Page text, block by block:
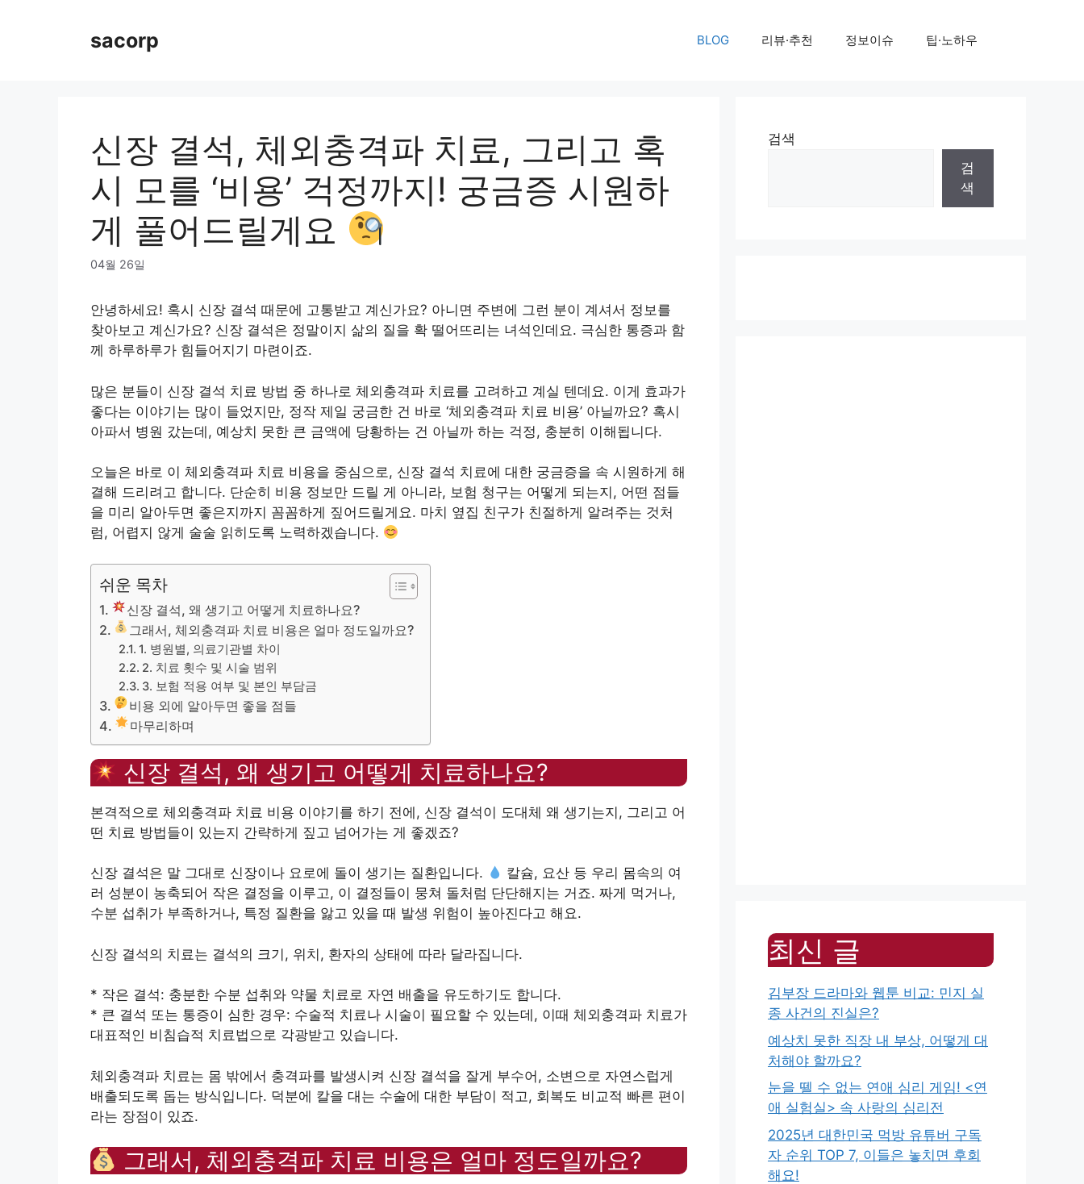
sacorp BLOG 리뷰·추천 정보이슈 팁·노하우
신장 결석, 체외충격파 치료, 그리고 혹
시 모를 ‘비용’ 걱정까지! 궁금증 시원하
게 풀어드릴게요
04월 26일
안녕하세요! 혹시 신장 결석 때문에 고통받고 계신가요? 아니면 주변에 그런 분이 계셔서 정보를
찾아보고 계신가요? 신장 결석은 정말이지 삶의 질을 확 떨어뜨리는 녀석인데요. 극심한 통증과 함
께 하루하루가 힘들어지기 마련이죠.
많은 분들이 신장 결석 치료 방법 중 하나로 체외충격파 치료를 고려하고 계실 텐데요. 이게 효과가
좋다는 이야기는 많이 들었지만, 정작 제일 궁금한 건 바로 ‘체외충격파 치료 비용’ 아닐까요? 혹시
아파서 병원 갔는데, 예상치 못한 큰 금액에 당황하는 건 아닐까 하는 걱정, 충분히 이해됩니다.
오늘은 바로 이 체외충격파 치료 비용을 중심으로, 신장 결석 치료에 대한 궁금증을 속 시원하게 해
결해 드리려고 합니다. 단순히 비용 정보만 드릴 게 아니라, 보험 청구는 어떻게 되는지, 어떤 점들
을 미리 알아두면 좋은지까지 꼼꼼하게 짚어드릴게요. 마치 옆집 친구가 친절하게 알려주는 것처
럼, 어렵지 않게 술술 읽히도록 노력하겠습니다.
쉬운 목차
신장 결석, 왜 생기고 어떻게 치료하나요?
그래서, 체외충격파 치료 비용은 얼마 정도일까요?
1. 병원별, 의료기관별 차이
2. 치료 횟수 및 시술 범위
3. 보험 적용 여부 및 본인 부담금
비용 외에 알아두면 좋을 점들
마무리하며
신장 결석, 왜 생기고 어떻게 치료하나요?
본격적으로 체외충격파 치료 비용 이야기를 하기 전에, 신장 결석이 도대체 왜 생기는지, 그리고 어
떤 치료 방법들이 있는지 간략하게 짚고 넘어가는 게 좋겠죠?
신장 결석은 말 그대로 신장이나 요로에 돌이 생기는 질환입니다.
칼슘, 요산 등 우리 몸속의 여
러 성분이 농축되어 작은 결정을 이루고, 이 결정들이 뭉쳐 돌처럼 단단해지는 거죠. 짜게 먹거나,
수분 섭취가 부족하거나, 특정 질환을 앓고 있을 때 발생 위험이 높아진다고 해요.
신장 결석의 치료는 결석의 크기, 위치, 환자의 상태에 따라 달라집니다.
* 작은 결석: 충분한 수분 섭취와 약물 치료로 자연 배출을 유도하기도 합니다.
* 큰 결석 또는 통증이 심한 경우: 수술적 치료나 시술이 필요할 수 있는데, 이때 체외충격파 치료가
대표적인 비침습적 치료법으로 각광받고 있습니다.
체외충격파 치료는 몸 밖에서 충격파를 발생시켜 신장 결석을 잘게 부수어, 소변으로 자연스럽게
배출되도록 돕는 방식입니다. 덕분에 칼을 대는 수술에 대한 부담이 적고, 회복도 비교적 빠른 편이
라는 장점이 있죠.
그래서, 체외충격파 치료 비용은 얼마 정도일까요?
검색
검
색
최신 글
김부장 드라마와 웹툰 비교: 민지 실
종 사건의 진실은?
예상치 못한 직장 내 부상, 어떻게 대
처해야 할까요?
눈을 뗄 수 없는 연애 심리 게임! <연
애 실험실> 속 사랑의 심리전
2025년 대한민국 먹방 유튜버 구독
자 순위 TOP 7, 이들은 놓치면 후회
해요!